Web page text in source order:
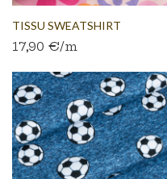
TISSU SWEATSHIRT
FLEECE...
17,90 €/m